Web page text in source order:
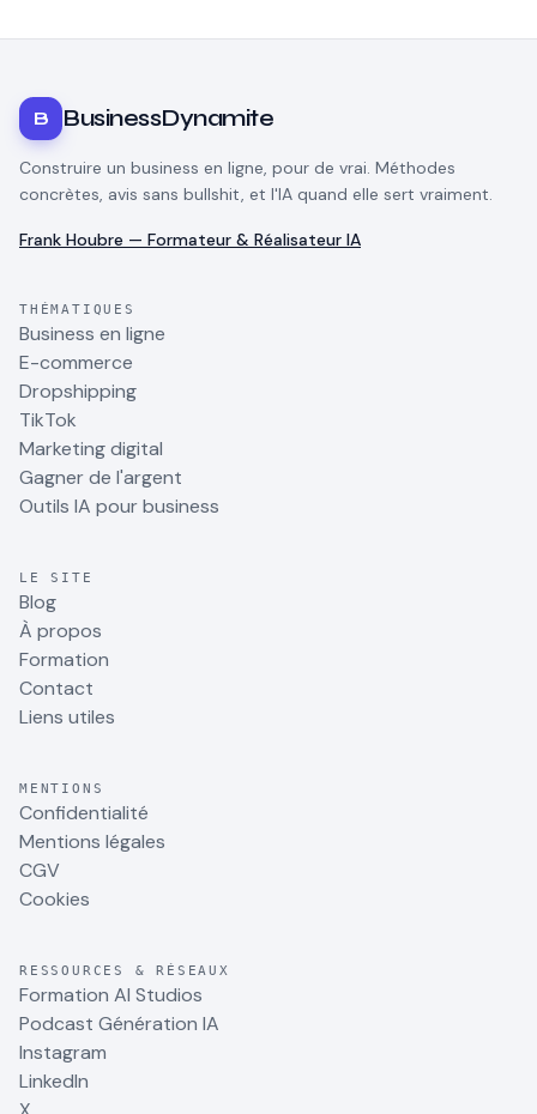
B BusinessDynamite
Construire un business en ligne, pour de vrai. Méthodes
concrètes, avis sans bullshit, et l'IA quand elle sert vraiment.
Frank Houbre — Formateur & Réalisateur IA
THÉMATIQUES
Business en ligne
E-commerce
Dropshipping
TikTok
Marketing digital
Gagner de l'argent
Outils IA pour business
LE SITE
Blog
À propos
Formation
Contact
Liens utiles
MENTIONS
Confidentialité
Mentions légales
CGV
Cookies
RESSOURCES & RÉSEAUX
Formation AI Studios
Podcast Génération IA
Instagram
LinkedIn